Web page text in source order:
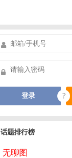
登录 ?
话题排行榜
无聊图